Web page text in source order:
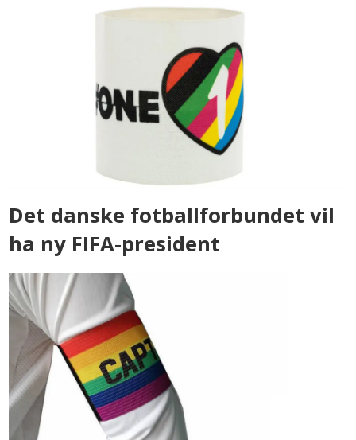
Det danske fotballforbundet vil
ha ny FIFA-president